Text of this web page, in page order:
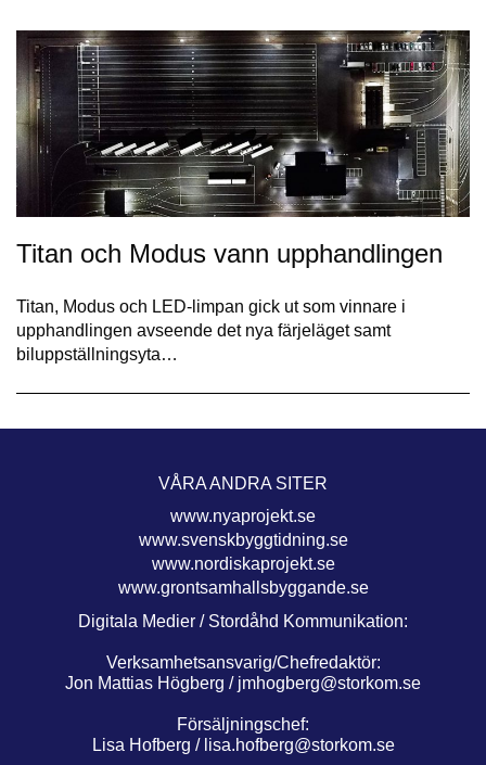
Titan och Modus vann upphandlingen
Titan, Modus och LED-limpan gick ut som vinnare i
upphandlingen avseende det nya färjeläget samt
biluppställningsyta…
VÅRA ANDRA SITER
www.nyaprojekt.se
www.svenskbyggtidning.se
www.nordiskaprojekt.se
www.grontsamhallsbyggande.se
Digitala Medier / Stordåhd Kommunikation:
Verksamhetsansvarig/Chefredaktör:
Jon Mattias Högberg / jmhogberg@storkom.se
Försäljningschef:
Lisa Hofberg / lisa.hofberg@storkom.se